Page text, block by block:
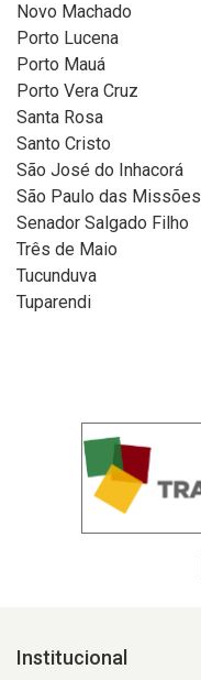
Novo Machado
Porto Lucena
Porto Mauá
Porto Vera Cruz
Santa Rosa
Santo Cristo
São José do Inhacorá
São Paulo das Missões
Senador Salgado Filho
Três de Maio
Tucunduva
Tuparendi
Institucional